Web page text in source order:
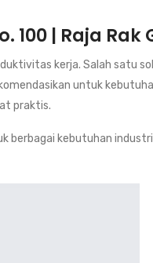
100 | Raja Rak
kerja. Salah satu
untuk
praktis.
berbagai kebutuhan